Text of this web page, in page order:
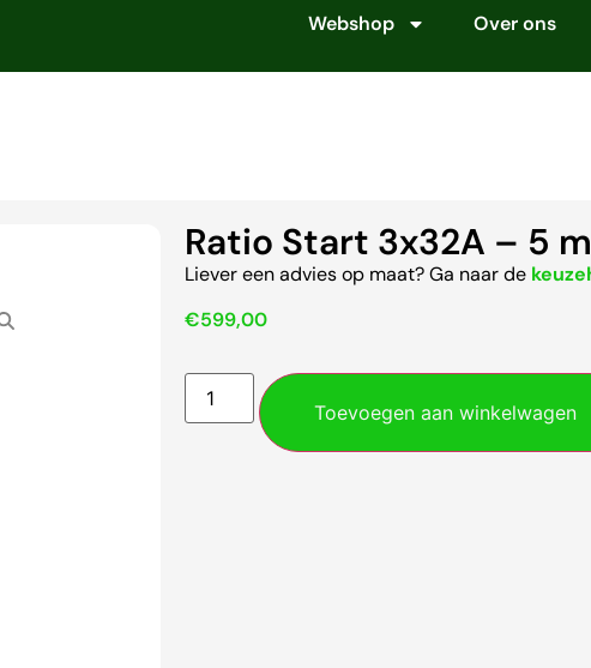
Webshop Over ons
Ratio Start 3x32A – 5
Liever een advies op maat? Ga naar de
€599,00
Toevoegen aan winkelwagen